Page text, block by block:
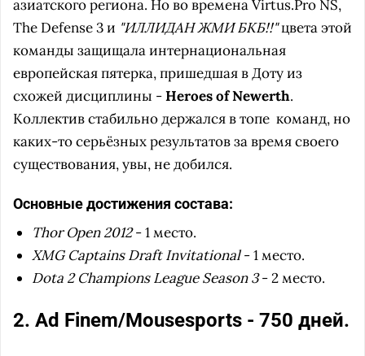
азиатского региона. Но во времена Virtus.Pro NS,
The Defense 3 и "ИЛЛИДАН ЖМИ БКБ!!"цвета этой
команды защищала интернациональная
европейская пятерка, пришедшая в Доту из
схожей дисциплины -Heroes of Newerth.
Коллектив стабильно держался в топе команд, но
каких-то серьёзных результатов за время своего
существования, увы, не добился.
Основные достижения состава:
Thor Open 2012- 1 место.
XMG Captains Draft Invitational- 1 место.
Dota 2 Champions League Season 3- 2 место.
2. Ad Finem/Mousesports - 750 дней.